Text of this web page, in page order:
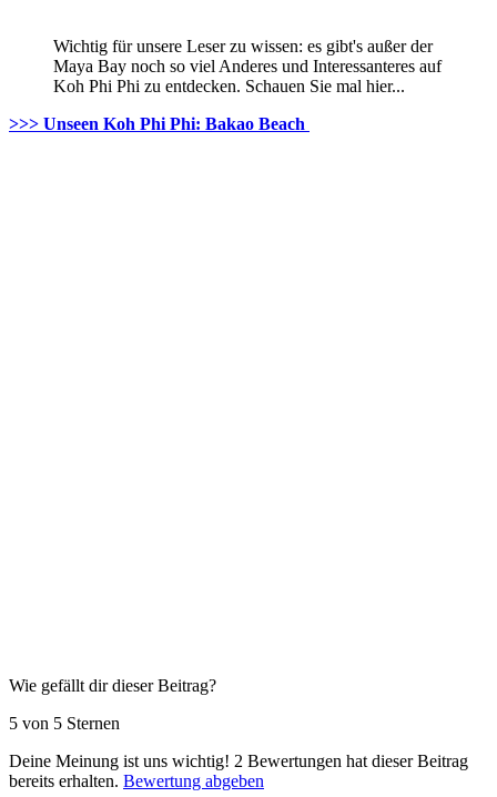
Wichtig für unsere Leser zu wissen: es gibt's außer der
Maya Bay noch so viel Anderes und Interessanteres auf
Koh Phi Phi zu entdecken. Schauen Sie mal hier...
>>> Unseen Koh Phi Phi: Bakao Beach
Wie gefällt dir dieser Beitrag?
5 von 5 Sternen
Deine Meinung ist uns wichtig! 2 Bewertungen hat dieser Beitrag
bereits erhalten. Bewertung abgeben